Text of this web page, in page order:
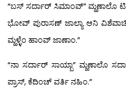
“ಬಸ್ ಸರ್ದಾರ್ ಸಿಮಾಂವ್” ಮ್ಹಣಾಲೊ
ಭೋವ್ ಪುರಾಸಣ್ ಜಾಲ್ಯಾ ಆನಿ
ಮ್ಹಳ್ಳೆಂ ಹಾಂವ್ ಜಾಣಾಂ.”
“ನಾ ಸರ್ದಾರ್ ಸಾಯ್ಬಾ” ಮ್ಹಣಾಲೊ
ಪ್ರಾಸ್, ಕೆದಿಂಚ್ ವರ್ತಿ ನಹಿಂ.”